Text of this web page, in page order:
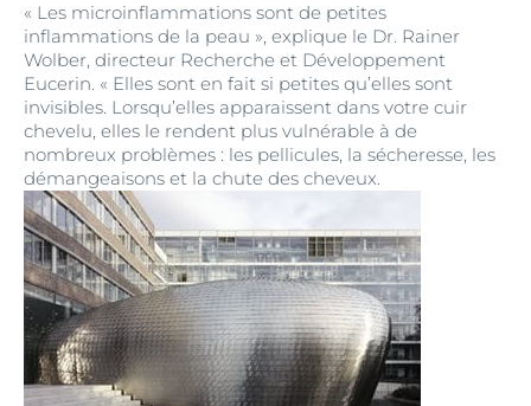
« Les microinflammations sont de petites
inflammations de la peau », explique le Dr. Rainer
Wolber, directeur Recherche et Développement
Eucerin. « Elles sont en fait si petites qu’elles sont
invisibles. Lorsqu’elles apparaissent dans votre cuir
chevelu, elles le rendent plus vulnérable à de
nombreux problèmes : les pellicules, la sécheresse, les
démangeaisons et la chute des cheveux.